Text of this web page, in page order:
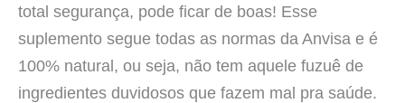
total segurança, pode ficar de boas! Esse
suplemento segue todas as normas da Anvisa e é
100% natural, ou seja, não tem aquele fuzuê de
ingredientes duvidosos que fazem mal pra saúde.